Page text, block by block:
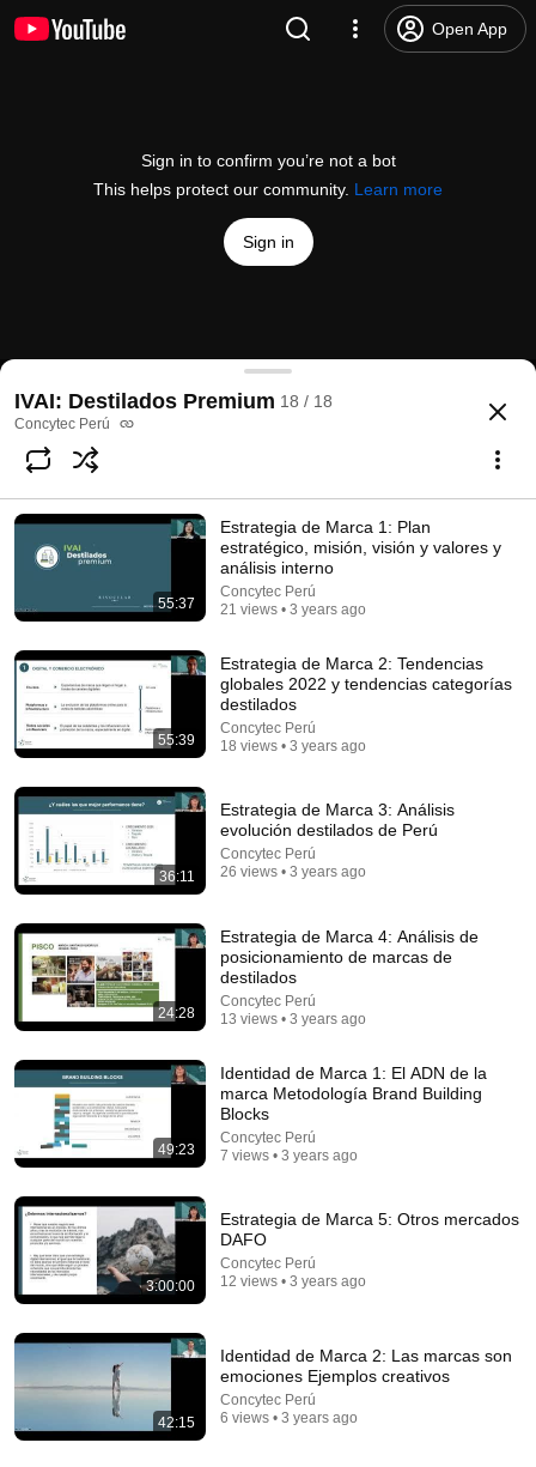
Open App
Sign in to confirm you’re not a bot
This helps protect our community. Learn more
Sign in
Asistencia Técnica- Marca Única 5: Sesión Toolkit
@ConcytecPeru
Subscribe
5 Signs That This Is the Love of Your Life | Carl Jung
SoulSync • 548K views
for Life
DHARMA
IVAI: Destilados Premium 18 / 18
Concytec Perú
55:37
Estrategia de Marca 1: Plan
estratégico, misión, visión y valores y
análisis interno
Concytec Perú
21 views • 3 years ago
55:39
Estrategia de Marca 2: Tendencias
globales 2022 y tendencias categorías
destilados
Concytec Perú
18 views • 3 years ago
36:11
Estrategia de Marca 3: Análisis
evolución destilados de Perú
Concytec Perú
26 views • 3 years ago
24:28
Estrategia de Marca 4: Análisis de
posicionamiento de marcas de
destilados
Concytec Perú
13 views • 3 years ago
49:23
Identidad de Marca 1: El ADN de la
marca Metodología Brand Building
Blocks
Concytec Perú
7 views • 3 years ago
3:00:00
Estrategia de Marca 5: Otros mercados
DAFO
Concytec Perú
12 views • 3 years ago
42:15
Identidad de Marca 2: Las marcas son
emociones Ejemplos creativos
Concytec Perú
6 views • 3 years ago